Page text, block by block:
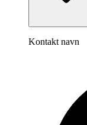
Kontakt navn